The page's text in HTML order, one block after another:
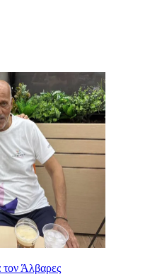
τον Άλβαρες